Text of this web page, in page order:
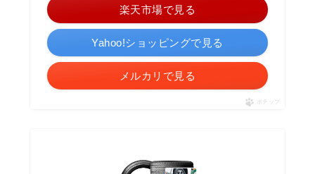
楽天市場で見る
Yahoo!ショッピングで見る
メルカリで見る
ポチップ